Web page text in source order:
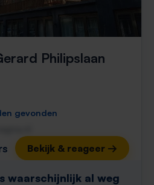
Philipslaan
gevonden
Bekijk & reageer →
waarschijnlijk al weg